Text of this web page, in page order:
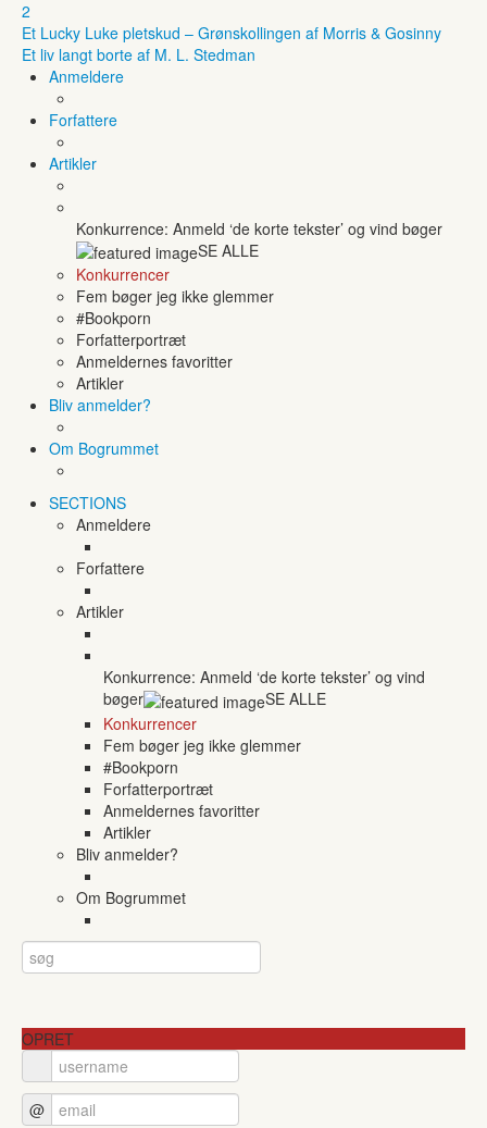
2
Et Lucky Luke pletskud – Grønskollingen af Morris & Gosinny
Et liv langt borte af M. L. Stedman
Anmeldere
Forfattere
Artikler
Konkurrence: Anmeld ‘de korte tekster’ og vind bøger
SE ALLE
Konkurrencer
Fem bøger jeg ikke glemmer
#Bookporn
Forfatterportræt
Anmeldernes favoritter
Artikler
Bliv anmelder?
Om Bogrummet
SECTIONS
Anmeldere
Forfattere
Artikler
Konkurrence: Anmeld ‘de korte tekster’ og vind
bøger
SE ALLE
Konkurrencer
Fem bøger jeg ikke glemmer
#Bookporn
Forfatterportræt
Anmeldernes favoritter
Artikler
Bliv anmelder?
Om Bogrummet
OPRET
@